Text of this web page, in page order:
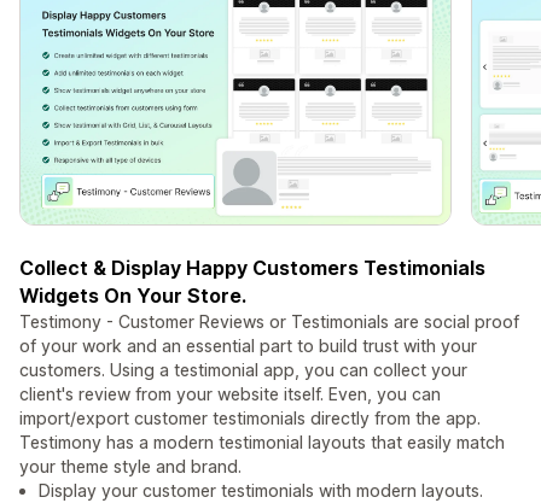
Collect & Display Happy Customers Testimonials
Widgets On Your Store.
Testimony - Customer Reviews or Testimonials are social proof
of your work and an essential part to build trust with your
customers. Using a testimonial app, you can collect your
client's review from your website itself. Even, you can
import/export customer testimonials directly from the app.
Testimony has a modern testimonial layouts that easily match
your theme style and brand.
Display your customer testimonials with modern layouts.